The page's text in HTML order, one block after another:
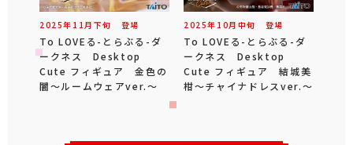
2025年 11 月 下旬 登場
To LOVEる-とらぶる-ダ
ークネス Desktop
Cute フィギュア 金色の
闇～ルームウェアver.～
2025年 10月 中旬 登場
To LOVEる-とらぶる-ダ
ークネス Desktop
Cute フィギュア 結城美
柑～チャイナドレスver.～